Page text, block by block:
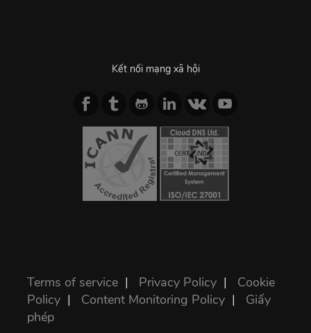
Kết nối mạng xã hội
Terms of service | Privacy Policy | Cookie
Policy | Content Monitoring Policy | Giấy
phép